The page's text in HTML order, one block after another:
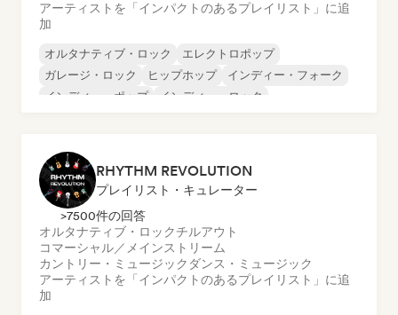
アーティストを「インパクトのあるプレイリスト」に追
加
オルタナティブ・ロック
エレクトロポップ
ガレージ・ロック
ヒップホップ
インディー・フォーク
インディー・ポップ
インディー・ロック
RHYTHM REVOLUTION
プレイリスト・キュレーター
>7500件の回答
オルタナティブ・ロックチルアウト
コマーシャル／メインストリーム
カントリー・ミュージック ダンス・ミュージック
アーティストを「インパクトのあるプレイリスト」に追
加